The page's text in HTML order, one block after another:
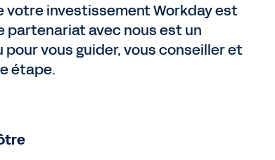
votre investissement Workday est
avec nous est un
vous guider, vous conseiller et
étape.